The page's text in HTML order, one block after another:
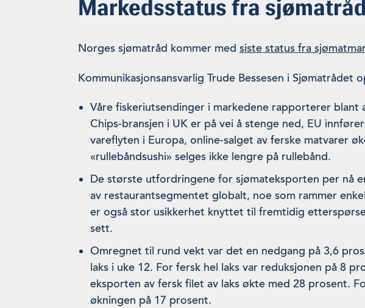
Markedsstatus fra
Norges sjømatråd kommer med siste status fra
Kommunikasjonsansvarlig Trude Bessesen i Sjømatrådet
Våre fiskeriutsendinger i markedene rapporterer blant
Chips-bransjen i UK er på vei å stenge ned, EU
vareflyten i Europa, online-salget av ferske matvarer
«rullebåndsushi» selges ikke lengre på rullebånd.
De største utfordringene for sjømateksporten per nå
av restaurantsegmentet globalt, noe som rammer
er også stor usikkerhet knyttet til fremtidig
sett.
Omregnet til rund vekt var det en nedgang på 3,6
laks i uke 12. For fersk hel laks var reduksjonen på 8
eksporten av fersk filet av laks økte med 28 prosent.
økningen på 17 prosent.